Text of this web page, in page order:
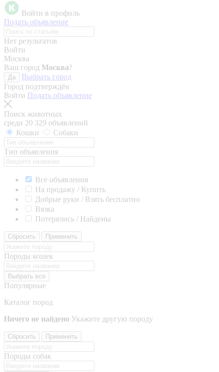
Войти в профиль
Подать объявление
Нет результатов
Войти
Москва
Ваш город Москва?
Да
Выбрать город
Город подтверждён
Войти Подать объявление
Поиск животных
среди 20 329 объявлений
Кошки
Собаки
Тип объявления
Все объявления
На продажу / Купить
Добрые руки / Взять бесплатно
Вязка
Потерялись / Найдены
Сбросить Применить
Породы кошек
Выбрать все
Популярные
Каталог пород
Ничего не найдено Укажите другую породу
Сбросить Применить
Породы собак